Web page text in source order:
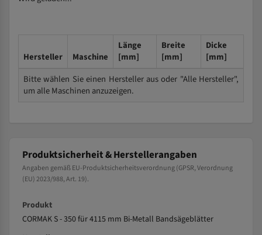
Hersteller Maschine
Länge
[mm]
Breite
[mm]
Dicke
[mm]
Bitte wählen Sie einen Hersteller aus oder "Alle Hersteller",
um alle Maschinen anzuzeigen.
Produktsicherheit & Herstellerangaben
Angaben gemäß EU-Produktsicherheitsverordnung (GPSR, Verordnung
(EU) 2023/988, Art. 19).
Produkt
CORMAK S - 350 für 4115 mm Bi-Metall Bandsägeblätter